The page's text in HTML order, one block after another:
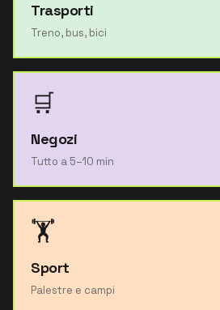
Trasporti
Treno, bus, bici
🛒
Negozi
Tutto a 5–10 min
🏋️
Sport
Palestre e campi